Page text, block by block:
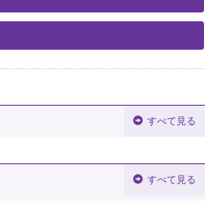
すべて見る
すべて見る